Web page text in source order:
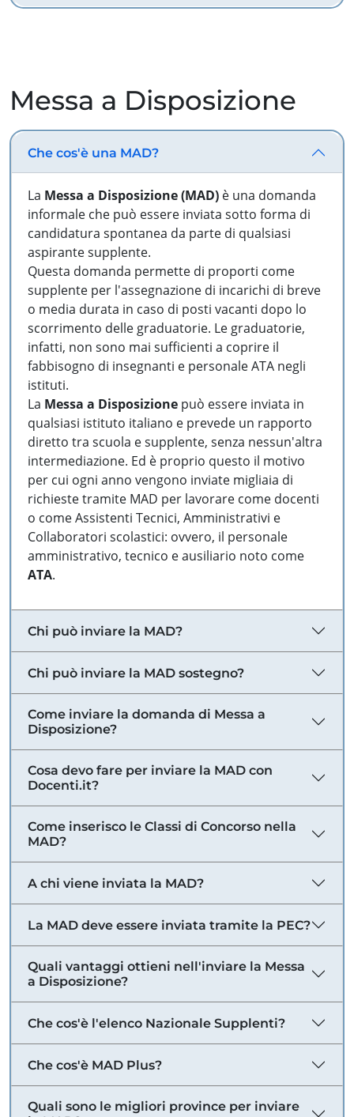
Messa a Disposizione
Che cos'è una MAD?
La Messa a Disposizione (MAD) è una domanda
informale che può essere inviata sotto forma di
candidatura spontanea da parte di qualsiasi
aspirante supplente.
Questa domanda permette di proporti come
supplente per l'assegnazione di incarichi di breve
o media durata in caso di posti vacanti dopo lo
scorrimento delle graduatorie. Le graduatorie,
infatti, non sono mai sufficienti a coprire il
fabbisogno di insegnanti e personale ATA negli
istituti.
La Messa a Disposizione può essere inviata in
qualsiasi istituto italiano e prevede un rapporto
diretto tra scuola e supplente, senza nessun'altra
intermediazione. Ed è proprio questo il motivo
per cui ogni anno vengono inviate migliaia di
richieste tramite MAD per lavorare come docenti
o come Assistenti Tecnici, Amministrativi e
Collaboratori scolastici: ovvero, il personale
amministrativo, tecnico e ausiliario noto come
ATA.
Chi può inviare la MAD?
Chi può inviare la MAD sostegno?
Come inviare la domanda di Messa a
Disposizione?
Cosa devo fare per inviare la MAD con
Docenti.it?
Come inserisco le Classi di Concorso nella
MAD?
A chi viene inviata la MAD?
La MAD deve essere inviata tramite la PEC?
Quali vantaggi ottieni nell'inviare la Messa
a Disposizione?
Che cos'è l'elenco Nazionale Supplenti?
Che cos'è MAD Plus?
Quali sono le migliori province per inviare